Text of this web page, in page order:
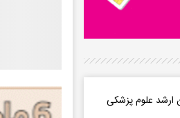
ارشد علوم پزشکی